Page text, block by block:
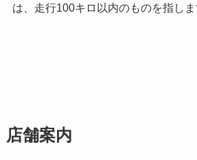
は、走行100キロ以内のものを指しま
店舗案内